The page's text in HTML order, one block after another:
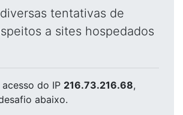
tentativas de
a sites hospedados
do IP 216.73.216.68,
abaixo.